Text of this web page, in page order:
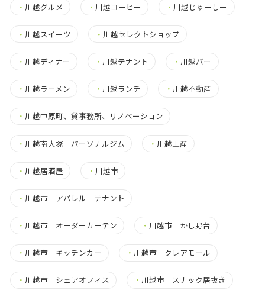
・ 川越グルメ ・ 川越コーヒー ・ 川越じゅーしー
・ 川越スイーツ ・ 川越セレクトショップ
・ 川越ディナー ・ 川越テナント ・ 川越バー
・ 川越ラーメン ・ 川越ランチ ・ 川越不動産
・ 川越中原町、貸事務所、リノベーション
・ 川越南大塚 パーソナルジム ・ 川越土産
・ 川越居酒屋 ・ 川越市
・ 川越市 アパレル テナント
・ 川越市 オーダーカーテン ・ 川越市 かし野台
・ 川越市 キッチンカー ・ 川越市 クレアモール
・ 川越市 シェアオフィス ・ 川越市 スナック居抜き